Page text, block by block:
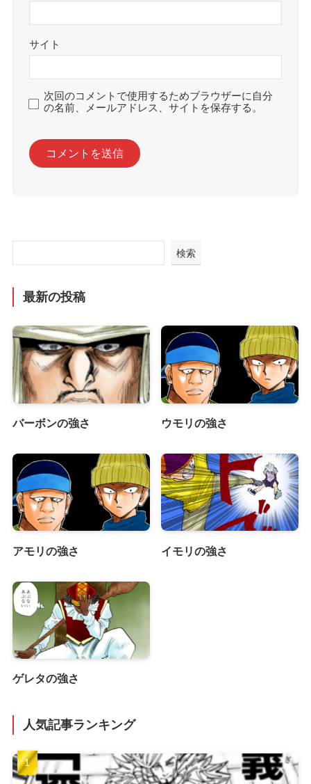
サイト
次回のコメントで使用するためブラウザーに自分
の名前、メールアドレス、サイトを保存する。
検索
最新の投稿
バーボンの強さ ウモリの強さ
アモリの強さ イモリの強さ
ゲレタの強さ
人気記事ランキング